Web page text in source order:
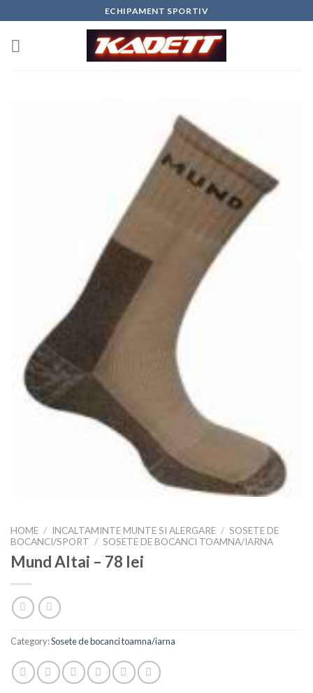
to
content
ECHIPAMENT SPORTIV
HOME / INCALTAMINTE MUNTE SI ALERGARE / SOSETE DE
BOCANCI/SPORT / SOSETE DE BOCANCI TOAMNA/IARNA
Mund Altai – 78 lei
Category:Sosete de bocanci toamna/iarna